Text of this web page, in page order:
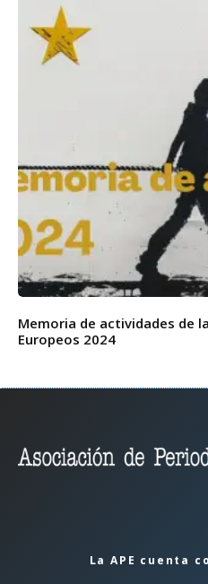
Memoria de actividades de
Europeos 2024
La APE cuenta